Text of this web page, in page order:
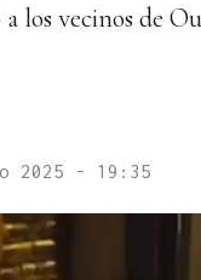
vecinos de
2025 - 19:35